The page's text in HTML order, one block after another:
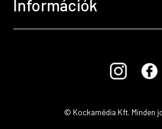
Információk
© Kockamédia Kft. Minden